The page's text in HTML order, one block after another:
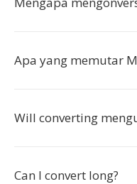
Apa yang memutar
Will converting
Can I convert long?